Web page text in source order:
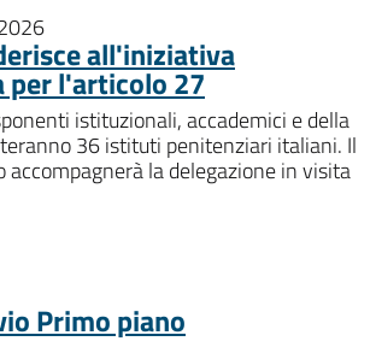
all'iniziativa
per l'articolo 27
istituzionali, accademici e della
36 istituti penitenziari italiani. Il
accompagnerà la delegazione in visita
Primo piano